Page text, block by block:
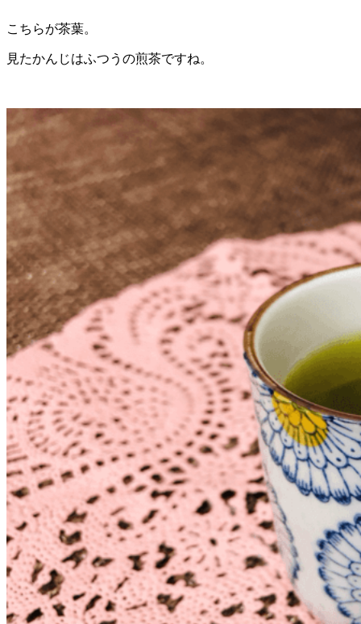
こちらが茶葉。
見たかんじはふつうの煎茶ですね。